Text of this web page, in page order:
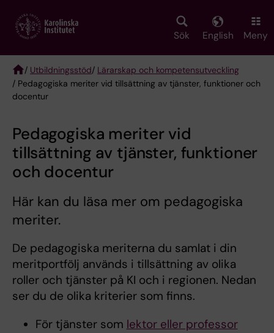
main
Sök English Meny
Breadcrumb
/ Utbildningsstöd/ Lärarskap och kompetensutveckling
/ Pedagogiska meriter vid tillsättning av tjänster, funktioner och
docentur
Pedagogiska meriter vid
tillsättning av tjänster, funktioner
och docentur
Här kan du läsa mer om pedagogiska
meriter.
De pedagogiska meriterna du samlat i din
meritportfölj används i tillsättning av olika
roller och tjänster på KI och i regionen. Nedan
ser du de olika kriterier som finns.
För tjänster som lektor eller professor